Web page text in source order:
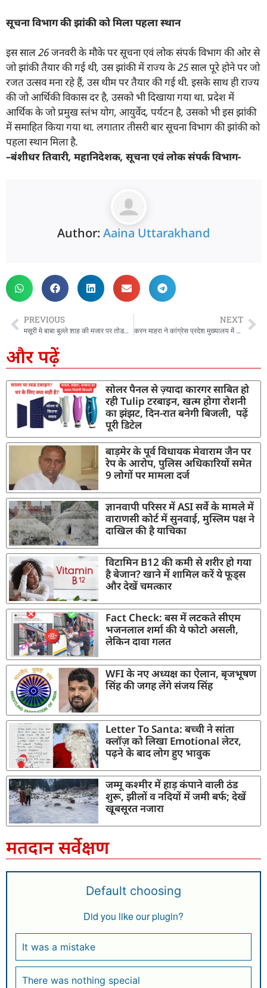
सूचना विभाग की झांकी को मिला पहला स्थान
इस साल26जनवरी के मौके पर सूचना एवं लोक संपर्क विभाग की ओर से
जो झांकी तैयार की गई थी, उस झांकी में राज्य के25साल पूरे होने पर जो
रजत उत्सव मना रहे हैं, उस थीम पर तैयार की गई थी. इसके साथ ही राज्य
की जो आर्थिकी विकास दर है, उसको भी दिखाया गया था. प्रदेश में
आर्थिक के जो प्रमुख स्तंभ योग, आयुर्वेद, पर्यटन है, उसको भी इस झांकी
में समाहित किया गया था. लगातार तीसरी बार सूचना विभाग की झांकी को
पहला स्थान मिला है.
–बंशीधर तिवारी, महानिदेशक, सूचना एवं लोक संपर्क विभाग-
Author: Aaina Uttarakhand
PREVIOUS
मसूरी मे बाबा बुल्ले शाह की मजार पर तोडफोड के मामले मे 3 आरोपियों के खिलाफ केस दर्ज, कईयों की तलाश जारी
NEXT
करन माहरा ने कांग्रेस प्रदेश मुख्यालय में किया ध्वजारोहण, बीजेपी सरकार पर साधा निशाना
और पढ़ें
सोलर पैनल से ज़्यादा कारगर साबित हो
रही Tulip टरबाइन, खत्म होगा रोशनी
का झंझट, दिन-रात बनेगी बिजली, पढ़ें
पूरी डिटेल
बाड़मेर के पूर्व विधायक मेवाराम जैन पर
रेप के आरोप, पुलिस अधिकारियों समेत
9 लोगों पर मामला दर्ज
ज्ञानवापी परिसर में ASI सर्वे के मामले में
वाराणसी कोर्ट में सुनवाई, मुस्लिम पक्ष ने
दाखिल की है याचिका
विटामिन B12 की कमी से शरीर हो गया
है बेजान? खाने में शामिल करें ये फूड्स
और देखें चमत्कार
Fact Check: बस में लटकते सीएम
भजनलाल शर्मा की ये फोटो असली,
लेकिन दावा गलत
WFI के नए अध्यक्ष का ऐलान, बृजभूषण
सिंह की जगह लेंगे संजय सिंह
Letter To Santa: बच्ची ने सांता
क्लॉज़ को लिखा Emotional लेटर,
पढ़ने के बाद लोग हुए भावुक
जम्मू कश्मीर में हाड़ कंपाने वाली ठंड
शुरू, झीलों व नदियों में जमी बर्फ; देखें
खूबसूरत नजारा
मतदान सर्वेक्षण
Default choosing
Did you like our plugin?
It was a mistake
There was nothing special